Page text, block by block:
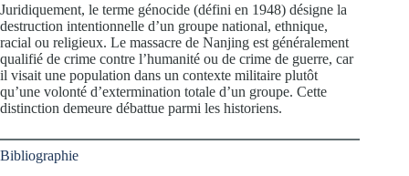
Juridiquement, le terme génocide (défini en 1948) désigne la
destruction intentionnelle d’un groupe national, ethnique,
racial ou religieux. Le massacre de Nanjing est généralement
qualifié de crime contre l’humanité ou de crime de guerre, car
il visait une population dans un contexte militaire plutôt
qu’une volonté d’extermination totale d’un groupe. Cette
distinction demeure débattue parmi les historiens.
Bibliographie